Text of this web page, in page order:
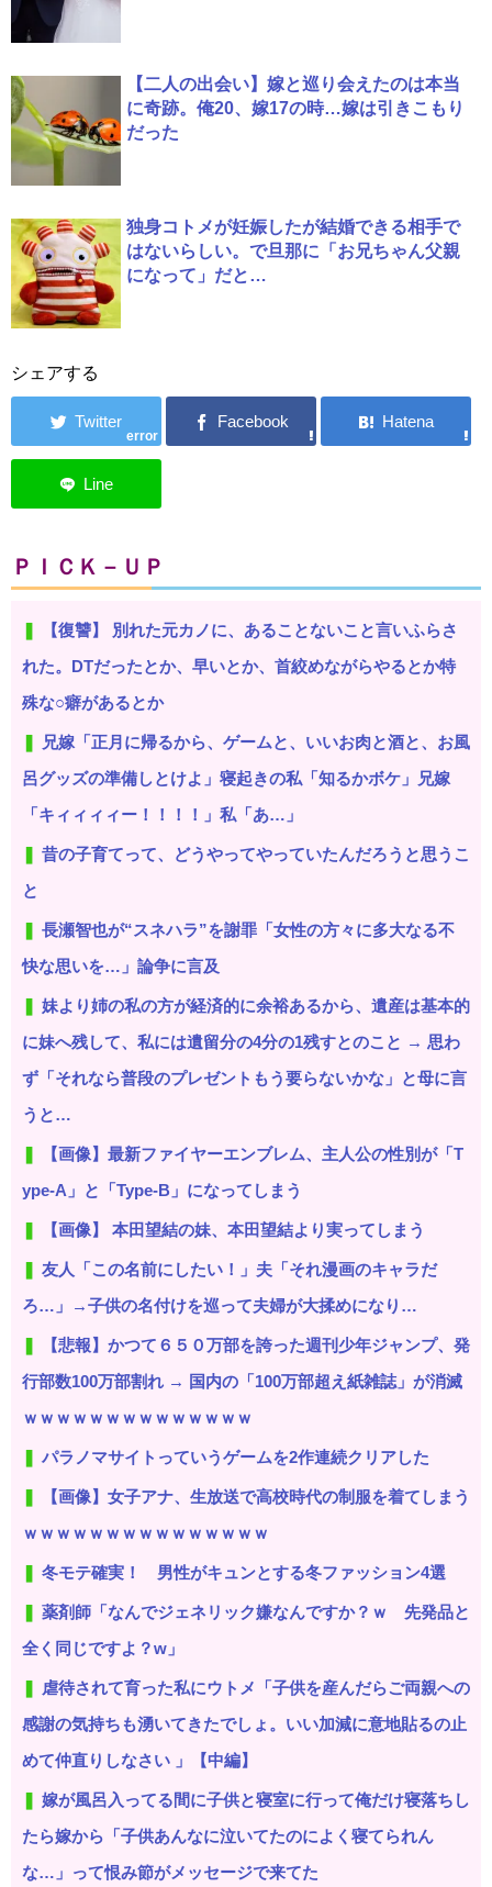
【二人の出会い】嫁と巡り会えたのは本当
に奇跡。俺20、嫁17の時…嫁は引きこもり
だった
独身コトメが妊娠したが結婚できる相手で
はないらしい。で旦那に「お兄ちゃん父親
になって」だと…
シェアする
error
ＰＩＣＫ－ＵＰ
【復讐】 別れた元カノに、あることないこと言いふらさ
れた。DTだったとか、早いとか、首絞めながらやるとか特
殊な○癖があるとか
兄嫁「正月に帰るから、ゲームと、いいお肉と酒と、お風
呂グッズの準備しとけよ」寝起きの私「知るかボケ」兄嫁
「キィィィィー！！！！」私「あ…」
昔の子育てって、どうやってやっていたんだろうと思うこ
と
長瀬智也が“スネハラ”を謝罪「女性の方々に多大なる不
快な思いを…」論争に言及
妹より姉の私の方が経済的に余裕あるから、遺産は基本的
に妹へ残して、私には遺留分の4分の1残すとのこと → 思わ
ず「それなら普段のプレゼントもう要らないかな」と母に言
うと…
【画像】最新ファイヤーエンブレム、主人公の性別が「T
ype-A」と「Type-B」になってしまう
【画像】 本田望結の妹、本田望結より実ってしまう
友人「この名前にしたい！」夫「それ漫画のキャラだ
ろ…」→子供の名付けを巡って夫婦が大揉めになり…
【悲報】かつて６５０万部を誇った週刊少年ジャンプ、発
行部数100万部割れ → 国内の「100万部超え紙雑誌」が消滅
ｗｗｗｗｗｗｗｗｗｗｗｗｗｗ
パラノマサイトっていうゲームを2作連続クリアした
【画像】女子アナ、生放送で高校時代の制服を着てしまう
ｗｗｗｗｗｗｗｗｗｗｗｗｗｗｗ
冬モテ確実！ 男性がキュンとする冬ファッション4選
薬剤師「なんでジェネリック嫌なんですか？ｗ 先発品と
全く同じですよ？w」
虐待されて育った私にウトメ「子供を産んだらご両親への
感謝の気持ちも湧いてきたでしょ。いい加減に意地貼るの止
めて仲直りしなさい 」【中編】
嫁が風呂入ってる間に子供と寝室に行って俺だけ寝落ちし
たら嫁から「子供あんなに泣いてたのによく寝てられん
な…」って恨み節がメッセージで来てた